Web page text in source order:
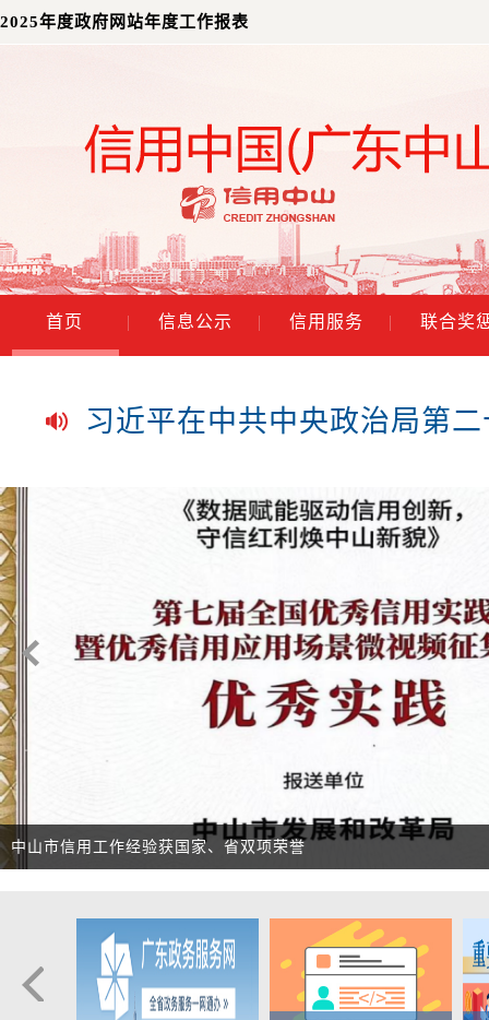
2025年度政府网站年度工作报表
首页 | 信息公示 | 信用服务 | 联合奖
总书记的人民情怀 | “让内需
习近平经济思想指引中国经
总书记的人民情怀 | “让内需